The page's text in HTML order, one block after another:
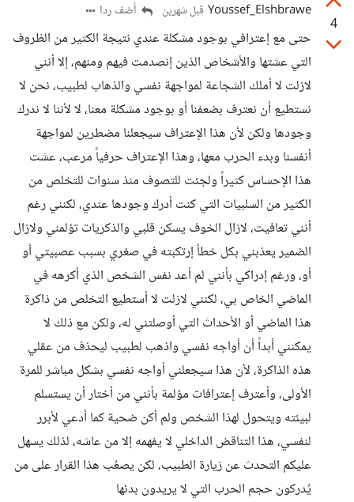
4
Youssef_Elshbrawe قبل شهرين أضف ردا
حتى مع إعترافي بوجود مشكلة عندي نتيجة الكثير من الظروف
التي عشتها والأشخاص الذين إنصدمت فيهم ومنهم، إلا أنني
لازلت لا أملك الشجاعة لمواجهة نفسي والذهاب لطبيب، نحن لا
نستطيع أن نعترف بضعفنا أو بوجود مشكلة معنا، لا لأننا لا ندرك
وجودها ولكن لأن هذا الإعتراف سيجعلنا مضطرين لمواجهة
أنفسنا وبدء الحرب معها، وهذا الإعتراف حرفياً مرعب، عشت
هذا الإحساس كثيراً ولجئت للتصوف منذ سنوات للتخلص من
الكثير من السلبيات التي كنت أدرك وجودها عندي، لكنني رغم
أنني تعافيت، لازال الخوف يسكن قلبي والذكريات تؤلمني ولازال
الضمير يعذبني بكل خطأ إرتكبته في صغري بسبب عصبيتي أو
أو، ورغم إدراكي بأنني لم أعد نفس الشخص الذي أكرهه في
الماضي الخاص بي، لكنني لازلت لا أستطيع التخلص من ذاكرة
هذا الماضي أو الأحداث التي أوصلتني له، ولكن مع ذلك لا
يمكنني أبداً أن أواجه نفسي واذهب لطبيب ليحذف من عقلي
هذه الذاكرة، لأن هذا سيجعلني أواجه نفسي بشكل مباشر للمرة
الأولى، وأعترف إعترافات مؤلمة بأنني من أختار أن يستسلم
لبيئته ويتحول لهذا الشخص ولم أكن ضحية كما أدعي لأبرر
لنفسي، هذا التناقض الداخلي لا يفهمه إلا من عاشه، لذلك يسهل
عليكم التحدث عن زيارة الطبيب، لكن يصعُب هذا القرار على من
يُدركون حجم الحرب التي لا يريدون بدئها